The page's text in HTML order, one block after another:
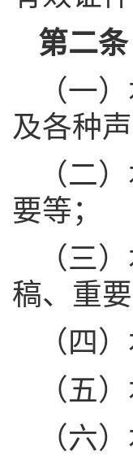
第二条
（一
及各种
（二
要等；
（三
稿、重
（四
（五
（六